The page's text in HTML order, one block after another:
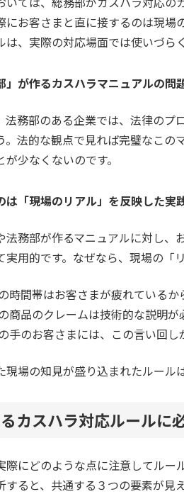
にお客さまと直に接するのは現
は、実際の対応場面では使いづら
」が作るカスハラマニュアルの問
法務部のある企業では、法律のプ
。法的な観点で見れば完璧なこ
が少なくないのです。
は「現場のリアル」を反映した実
法務部が作るマニュアルに対し、
実用的です。なぜなら、現場の「
の時間帯はお客さまが疲れているか
の商品のクレームは技術的な説明
の手のお客さまには、この言い回し
現場の知見が盛り込まれたルール
カスハラ対応ルールに
際にどのような点に注意してル
すると、共通する３つの要素が見え